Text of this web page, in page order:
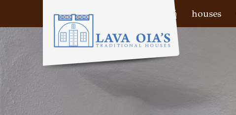
Αρχική houses